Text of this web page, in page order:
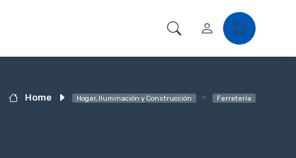
Home Hogar, Iluminación y Construcción Ferretería